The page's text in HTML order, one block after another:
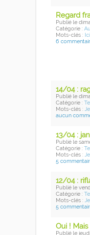
Regard
Publié le
Catégorie :
Mots-clés : Ici
6
14/04 :
Publié le
Catégorie :
Mots-clés :
aucun
13/04 :
Publié le
Catégorie :
Mots-clés :
5
12/04 :
Publié le
Catégorie :
Mots-clés :
5
Oui ! Mais
Publié le